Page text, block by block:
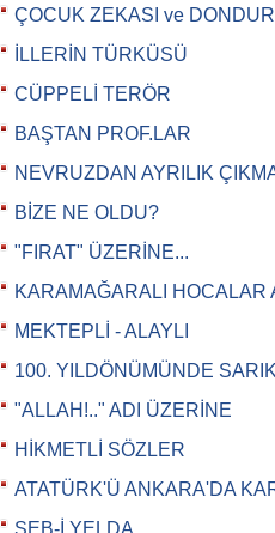
ÇOCUK ZEKASI ve
İLLERİN TÜRKÜSÜ
CÜPPELİ TERÖR
BAŞTAN PROF.LAR
NEVRUZDAN AYRILIK
BİZE NE OLDU?
"FIRAT" ÜZERİNE...
KARAMAĞARALI HOCALAR
MEKTEPLİ - ALAYLI
100. YILDÖNÜMÜNDE
"ALLAH!.." ADI ÜZERİNE
HİKMETLİ SÖZLER
ATATÜRK'Ü ANKARA'DA
ŞEB-İ YELDA